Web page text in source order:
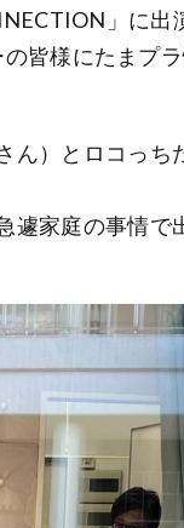
」に出
皆様にたまプ
ん）とロコっち
遽家庭の事情で